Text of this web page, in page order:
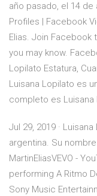
año pasado, el 14 de
Profiles | Facebook
Elias. Join Facebook
you may know.
Lopilato Estatura,
Luisana Lopilato es
completo es Luisana
Jul 29, 2019 ·
argentina. Su
MartinEliasVEVO -
performing A Ritmo
Sony Music